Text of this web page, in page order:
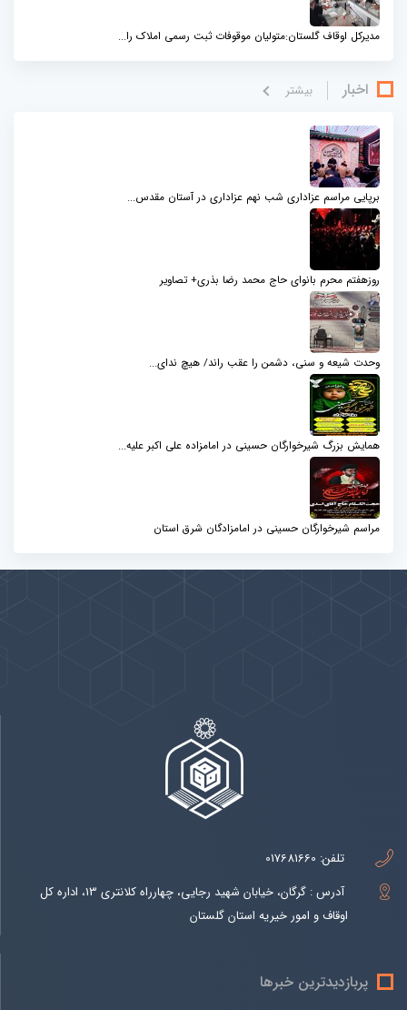
مدیرکل اوقاف گلستان:متولیان موقوفات ثبت رسمی املاک را...
اخبار بيشتر
برپایی مراسم عزاداری شب نهم عزاداری در آستان مقدس...
روزهفتم محرم بانوای حاج محمد رضا بذری+ تصاویر
وحدت شیعه و سنی، دشمن را عقب راند/ هیچ ندای...
همایش بزرگ شیرخوارگان حسینی در امامزاده علی اکبر علیه...
مراسم شیرخوارگان حسینی در امامزادگان شرق استان
تلفن: 017681660
آدرس : گرگان، خیابان شهید رجایی، چهارراه کلانتری 13، اداره کل
اوقاف و امور خیریه استان گلستان
پربازدیدترین خبرها